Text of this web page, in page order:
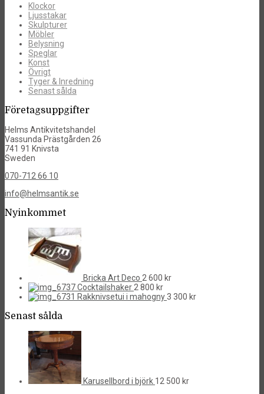
Klockor
Ljusstakar
Skulpturer
Möbler
Belysning
Speglar
Konst
Övrigt
Tyger & Inredning
Senast sålda
Företagsuppgifter
Helms Antikvitetshandel
Vassunda Prästgården 26
741 91 Knivsta
Sweden
070-712 66 10
info@helmsantik.se
Nyinkommet
Bricka Art Deco 2 600 kr
Cocktailshaker 2 800 kr
Rakknivsetui i mahogny3 300 kr
Senast sålda
Karusellbord i björk 12 500 kr